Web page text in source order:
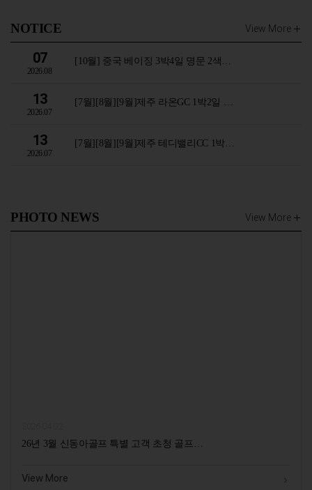
NOTICE View More
07
2026.08
[10월] 중국 베이징 3박4일 명문 2색…
13
2026.07
[7월][8월][9월]제주 라온GC 1박2일 …
13
2026.07
[7월][8월][9월]제주 테디밸리CC 1박…
PHOTO NEWS View More
26년 3월 신동아골프 특별 고객 초청 골프…
View More